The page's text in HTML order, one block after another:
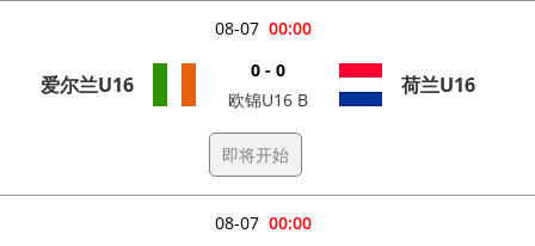
00:00
08-07
爱尔兰U16
0 - 0
欧锦U16 B
荷兰U16
即将开始
00:00
08-07